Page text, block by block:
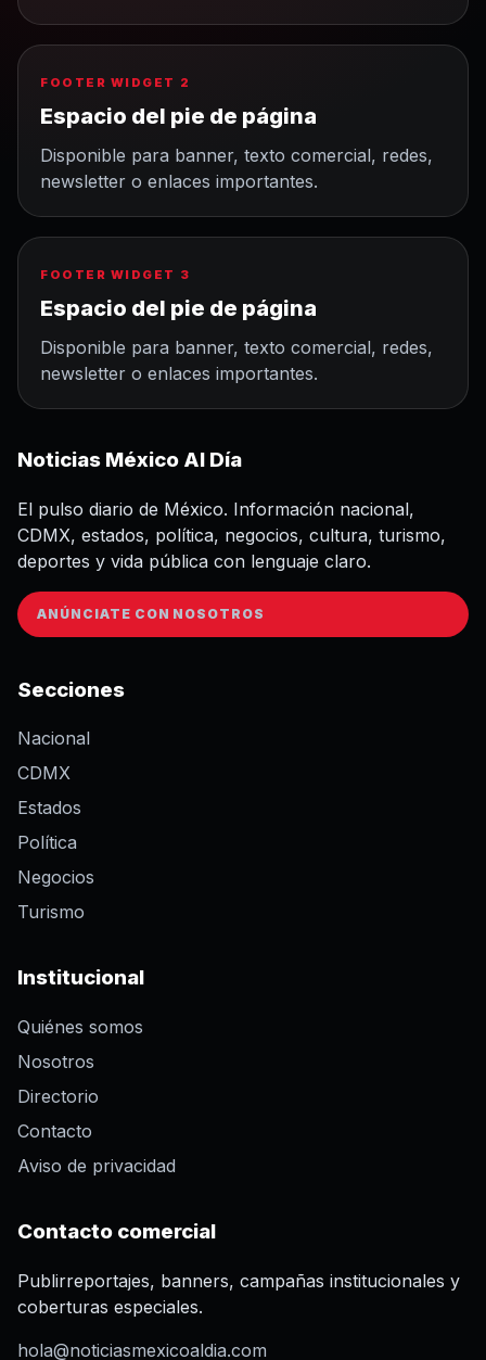
FOOTER WIDGET 2
Espacio del pie de página
Disponible para banner, texto comercial, redes,
newsletter o enlaces importantes.
FOOTER WIDGET 3
Espacio del pie de página
Disponible para banner, texto comercial, redes,
newsletter o enlaces importantes.
Noticias México Al Día
El pulso diario de México. Información nacional,
CDMX, estados, política, negocios, cultura, turismo,
deportes y vida pública con lenguaje claro.
ANÚNCIATE CON NOSOTROS
Secciones
Nacional
CDMX
Estados
Política
Negocios
Turismo
Institucional
Quiénes somos
Nosotros
Directorio
Contacto
Aviso de privacidad
Contacto comercial
Publirreportajes, banners, campañas institucionales y
coberturas especiales.
hola@noticiasmexicoaldia.com